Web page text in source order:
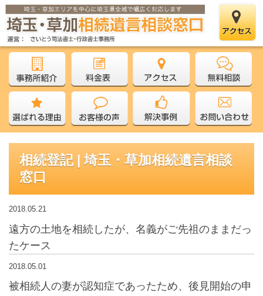
相続登記 | 埼玉・草加相続遺言相談
窓口
2018.05.21
遠方の土地を相続したが、名義がご先祖のままだっ
たケース
2018.05.01
被相続人の妻が認知症であったため、後見開始の申